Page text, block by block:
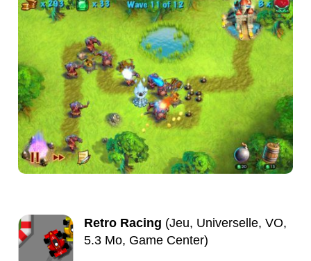
Retro Racing (Jeu, Universelle, VO,
5.3 Mo, Game Center)